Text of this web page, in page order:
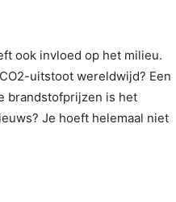
ook invloed op het milieu.
uitstoot wereldwijd? Een
brandstofprijzen is het
Je hoeft helemaal niet